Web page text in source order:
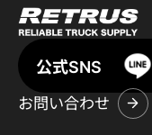
公式SNS
お問い合わせ